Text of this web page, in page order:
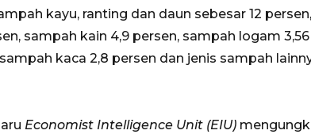
kayu, ranting dan daun sebesar 12
sampah kain 4,9 persen, sampah logam
kaca 2,8 persen dan jenis sampah
Economist Intelligence Unit (EIU)